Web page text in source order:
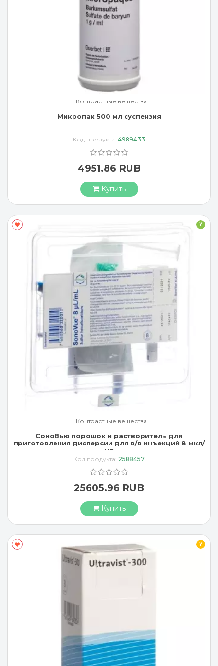
Контрастные вещества
Микропак 500 мл суспензия
Код продукта: 4989433
4951.86 RUB
Купить
Y
Контрастные вещества
СоноВью порошок и растворитель для
приготовления дисперсии для в/в инъекций 8 мкл/
мл
Код продукта: 2588457
25605.96 RUB
Купить
Y